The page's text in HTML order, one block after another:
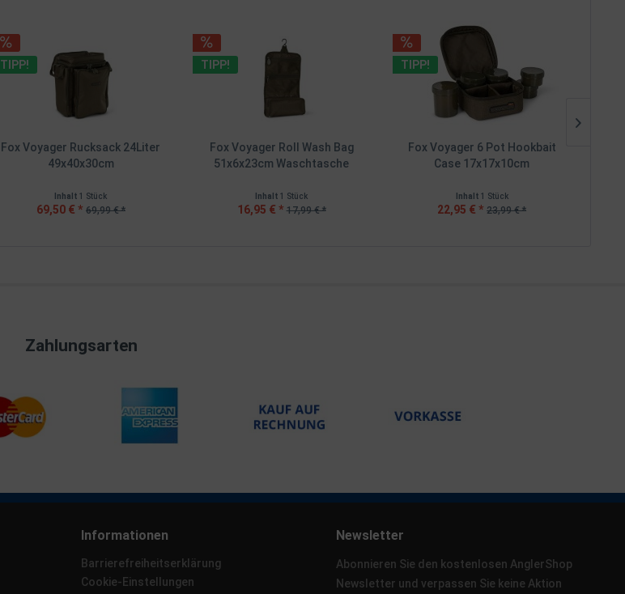
TIPP!
Fox Voyager Rucksack 24Liter
49x40x30cm
Inhalt1 Stück
69,50 € * 69,99 € *
TIPP!
Fox Voyager Roll Wash Bag
51x6x23cm Waschtasche
Inhalt1 Stück
16,95 € * 17,99 € *
TIPP!
Fox Voyager 6 Pot Hookbait
Case 17x17x10cm
Inhalt 1 Stück
22,95 € * 23,99 € *
Zahlungsarten
Informationen
Barrierefreiheitserklärung
Cookie-Einstellungen
Newsletter
Abonnieren Sie den kostenlosen AnglerShop
Newsletter und verpassen Sie keine Aktion